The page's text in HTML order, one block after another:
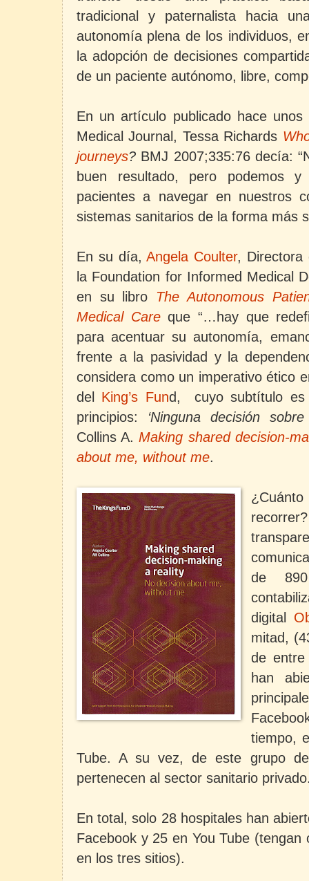
tradicional y paternalista hacia
autonomía plena de los individuos,
la adopción de decisiones
de un paciente autónomo, libre,
En un artículo publicado hace
Medical Journal, Tessa Richards
journeys? BMJ 2007;335:76 decía:
buen resultado, pero podemos
pacientes a navegar en nuestros
sistemas sanitarios de la forma más
En su día,Angela Coulter, Directora
la Foundation for Informed Medical
en su libro The Autonomous
Medical Careque “…hay que
para acentuar su autonomía,
frente a la pasividad y la
considera como un imperativo ético
del King’s Fund,
cuyo subtítulo
principios: ‘Ninguna decisión
Collins A.Making shared decision-
about me, without me.
de 890
digital
mitad,
de
han
tiempo,
Tube. A su vez, de este grupo
pertenecen al sector sanitario
En total, solo 28 hospitales han
Facebook y 25 en You Tube (tengan
en los tres sitios).